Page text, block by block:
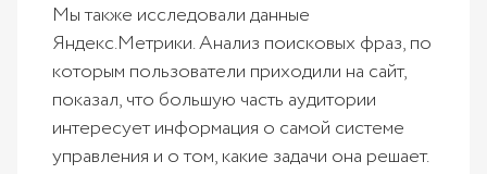
Мы также исследовали данные
Яндекс.Метрики. Анализ поисковых фраз, по
которым пользователи приходили на сайт,
показал, что большую часть аудитории
интересует информация о самой системе
управления и о том, какие задачи она решает.